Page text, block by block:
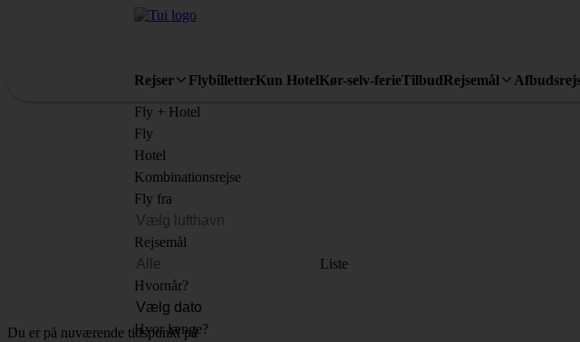
Rejser FlybilletterKun HotelKør-selv-ferieTilbudRejsemål
Fly + Hotel
Fly
Hotel
Kombinationsrejse
Fly fra
Rejsemål
Liste
Hvornår?
Hvor længe?
Du er på nuværende tidspunkt på